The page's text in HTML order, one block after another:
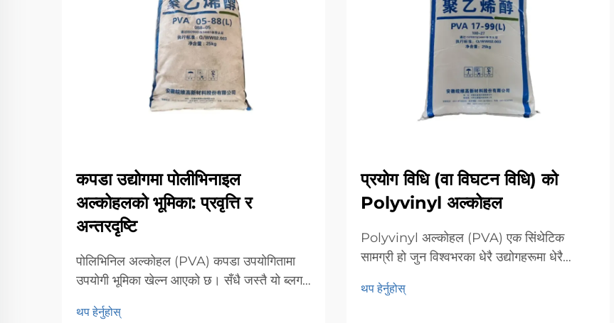
कपडा उद्योगमा पोलीभिनाइल
अल्कोहलको भूमिका: प्रवृत्ति र
अन्तरदृष्टि
पोलिभिनिल अल्कोहल (PVA) कपडा उपयोगितामा
उपयोगी भूमिका खेल्न आएको छ। सँधै जस्तै यो ब्लगले
अनुप्रयोगहरू साथै कपडाहरूमा PVA को भविष्यलाई
थप हेर्नुहोस्
प्रयोग विधि (वा विघटन विधि) को
Polyvinyl अल्कोहल
Polyvinyl अल्कोहल (PVA) एक सिंथेटिक
सामग्री हो जुन विश्वभरका धेरै उद्योगहरूमा धेरै
गर्न र विघटन गर्न सकिन्छ भनेर वर्णन गर्दछ र यसको
थप हेर्नुहोस्